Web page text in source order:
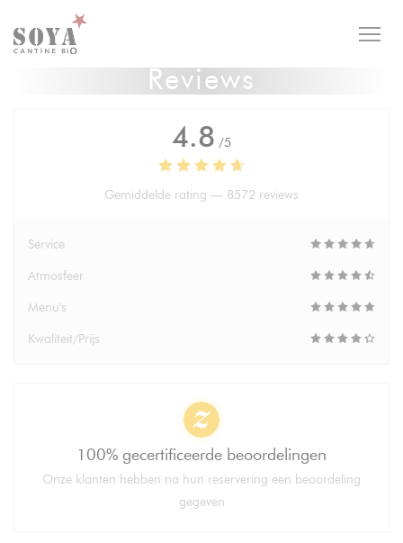
Cookies beheer paneel
Reviews
4.8 /5
Gemiddelde rating — 8572 reviews
Service
Atmosfeer
Menu's
Kwaliteit/Prijs
100% gecertificeerde beoordelingen
Onze klanten hebben na hun reservering een beoordeling
gegeven